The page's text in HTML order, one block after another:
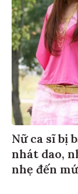
Nữ ca sĩ bị
nhát dao,
nhẹ đến